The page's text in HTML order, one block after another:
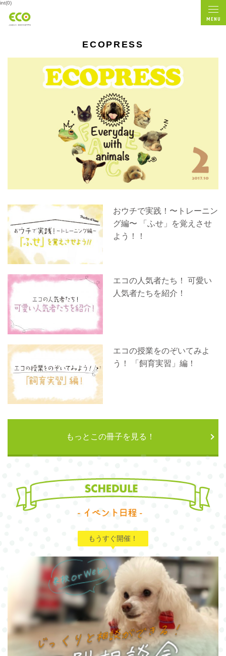
int(0)
MENU
ECOPRESS
おウチで実践！〜トレーニン
グ編〜 「ふせ」を覚えさせ
よう！！
エコの人気者たち！ 可愛い
人気者たちを紹介！
エコの授業をのぞいてみよ
う！ 「飼育実習」編！
もっとこの冊子を見る！
もうすぐ開催！